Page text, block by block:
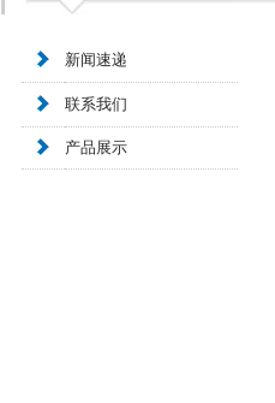
新闻速递
联系我们
产品展示